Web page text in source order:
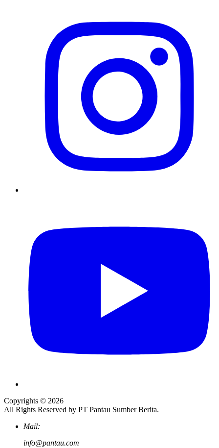
Copyrights © 2026
All Rights Reserved by PT Pantau Sumber Berita.
Mail:
info@pantau.com